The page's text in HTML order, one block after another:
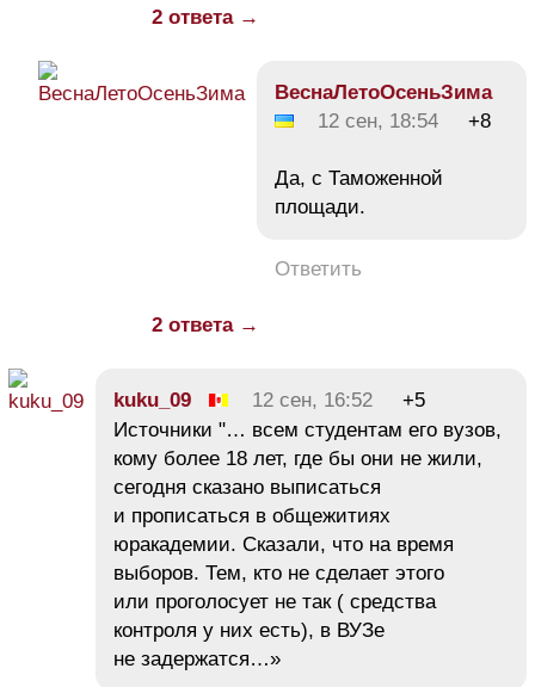
2 ответа →
ВеснаЛетоОсеньЗима
12 сен, 18:54
+8
Да, с Таможенной
площади.
Ответить
2 ответа →
kuku_09 12 сен, 16:52
+5
Источники "… всем студентам его вузов,
кому более 18 лет, где бы они не жили,
сегодня сказано выписаться
и прописаться в общежитиях
юракадемии. Сказали, что на время
выборов. Тем, кто не сделает этого
или проголосует не так ( средства
контроля у них есть), в ВУЗе
не задержатся…»